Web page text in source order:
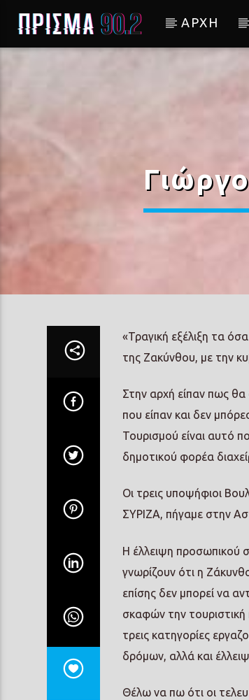
ΑΡΧΗ
«Τραγική εξέλιξη τα
της Ζακύνθου, με την
Στην αρχή είπαν πως θα
που είπαν και δεν
Τουρισμού είναι αυτό
δημοτικού φορέα
Οι τρεις υποψήφιοι
ΣΥΡΙΖΑ, πήγαμε στην
Η έλλειψη προσωπικού
γνωρίζουν ότι η
επίσης δεν μπορεί να
σκαφών την τουριστική
τρεις κατηγορίες
δρόμων, αλλά και
Θέλω να πω ότι οι